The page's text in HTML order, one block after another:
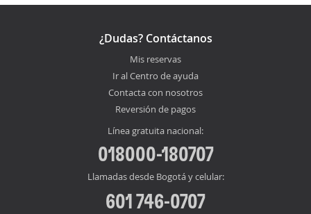
¿Dudas? Contáctanos
Mis reservas
Ir al Centro de ayuda
Contacta con nosotros
Reversión de pagos
Línea gratuita nacional:
018000-180707
Llamadas desde Bogotá y celular:
601 746-0707